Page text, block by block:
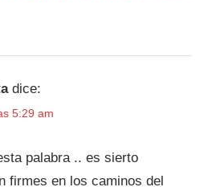
dice:
5:29 am
palabra .. es sierto
firmes en los caminos del